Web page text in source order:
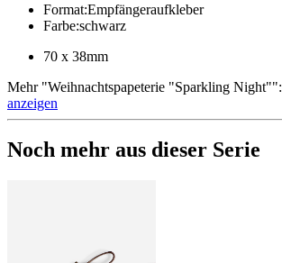
Format:Empfängeraufkleber
Farbe:schwarz
70 x 38mm
Mehr"Weihnachtspapeterie "Sparkling Night"":
anzeigen
Noch mehr aus dieser Serie